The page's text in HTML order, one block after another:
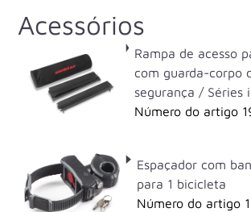
Acessórios
Rampa de acesso
com guarda-corpo
segurança / Séries
Número do artigo
Espaçador com
para 1 bicicleta
Número do artigo